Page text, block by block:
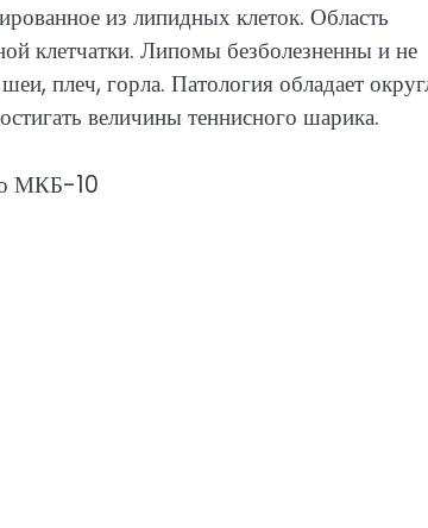
из липидных клеток. Область
клетчатки. Липомы безболезненны и не
плеч, горла. Патология обладает
величины теннисного шарика.